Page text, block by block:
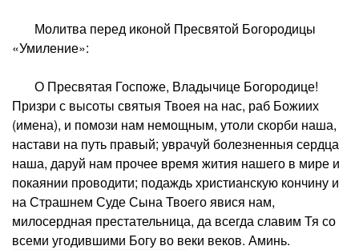
Молитва перед иконой Пресвятой Богородицы
«Умиление»:
О Пресвятая Госпоже, Владычице Богородице!
Призри с высоты святыя Твоея на нас, раб Божиих
(имена), и помози нам немощным, утоли скорби наша,
настави на путь правый; уврачуй болезненныя сердца
наша, даруй нам прочее время жития нашего в мире и
покаянии проводити; подаждь христианскую кончину и
на Страшнем Суде Сына Твоего явися нам,
милосердная престательница, да всегда славим Тя со
всеми угодившими Богу во веки веков. Аминь.